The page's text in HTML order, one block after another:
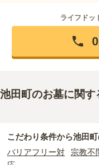
ライフドッ
池田町のお墓に関す
こだわり条件から池田町
バリアフリー対
宗教不